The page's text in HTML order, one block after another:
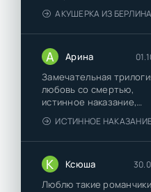
АКУШЕРКА ИЗ БЕРЛИНА - АННА
А Арина
Замечательная
любовь со смертью,
истинное наказание,
любимая для монстра -
понравились
ИСТИННОЕ НАКАЗАНИЕ - ОЛЬГА
К Ксюша
Люблю такие романчики